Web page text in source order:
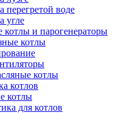
перегретой воде
угле
котлы и парогенераторы
котлы
котлы
котлов
котлы
для котлов